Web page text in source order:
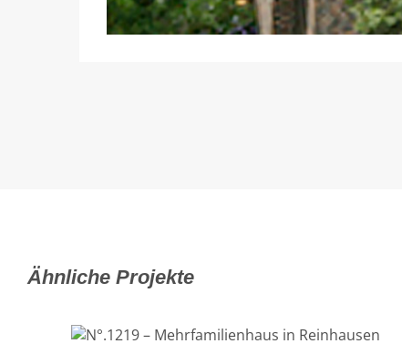
Ähnliche Projekte